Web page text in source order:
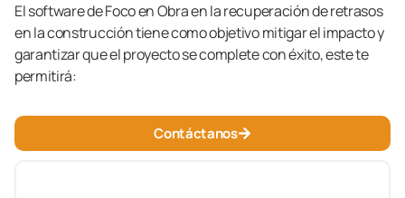
El software de Foco en Obra en la recuperación de retrasos
en la construcción tiene como objetivo mitigar el impacto y
garantizar que el proyecto se complete con éxito, este te
permitirá:
Contáctanos